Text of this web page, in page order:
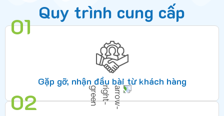
Quy trình cung cấp
01
Gặp gỡ, nhận đầu bài từ khách hàng
02